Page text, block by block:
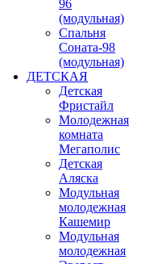
96
(модульная)
Спальня
Соната-98
(модульная)
ДЕТСКАЯ
Детская
Фристайл
Молодежная
комната
Мегаполис
Детская
Аляска
Модульная
молодежная
Кашемир
Модульная
молодежная